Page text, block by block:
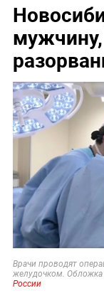
Врачи проводят
желудочком.
России